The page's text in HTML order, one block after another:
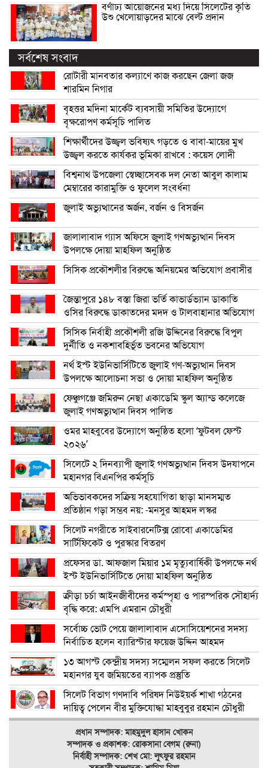
বর্ণাঢ্য আয়োজনের মধ্য দিয়ে সিলেটের কৃতি
উশু খেলোয়াড়দের মাঝে বেল্ট প্রদান
সর্বশেষ সংবাদ
রোটারী মানবতার কল্যাণে কাজ করছেন জেলা জজ
শারমিন নিগার
বৃহত্তর মদিনা মার্কেট ব্যবসায়ী সমিতির উদ্যোগে
বৃক্ষরোপণ কর্মসূচি পালিত
শিক্ষার্থীদের উজ্জ্বল ভবিষ্যৎ গড়তে ও বাবা-মায়ের মুখ
উজ্জ্বল করতে কার্যকর ভূমিকা রাখবে : কয়েস লোদী
বিশ্বনাথ উপজেলা স্বেচ্ছাসেবক দল নেতা আবুল কালাম
মেম্বারের কারামুক্তি ও ফুলেল সংবর্ধনা
জুলাই অভ্যুত্থানের অর্জন, বর্জন ও বিসর্জন
জালালাবাদ গ্যাস অফিসে জুলাই গণঅভ্যুত্থান দিবস
উপলক্ষে দোয়া মাহফিল অনুষ্ঠিত
সিসিক প্রকৌশলীর বিরুদ্ধে অনিয়মের অভিযোগ প্রবাসীর
জৈন্তাপুরে ১৪৮ বস্তা জিরা ভর্তি কাভার্ডভ্যান ডাকাতি
ওসির বিরুদ্ধে ডাকাতদের মদদ ও টালবাহানার অভিযোগ
সিসিক নির্বাহী প্রকৌশলী রজি উদ্দিনের বিরুদ্ধে বিপুল
দুর্নীতি ও নকশাবহির্ভূত ভবনের অভিযোগ
নর্থ ইস্ট ইউনিভার্সিটিতে জুলাই গণ-অভ্যুত্থান দিবস
উপলক্ষে আলোচনা সভা ও দোয়া মাহফিল অনুষ্ঠিত
ফেঞ্চুগঞ্জে জমিরুন নেছা একাডেমি স্কুল অ্যান্ড কলেজে
জুলাই গণঅভ্যুত্থান দিবস পালিত
ওমর মাহবুবের উদ্যোগে অনুষ্ঠিত হলো ‘ফুটবল ফেস্ট
২০২৬’
সিলেটে ২ দিনব্যাপী জুলাই গণঅভ্যুত্থান দিবস উদযাপনে
মহানগর বিএনপির কর্মসূচি
অভিভাবকদের সক্রিয় সহযোগিতা ছাড়া মানসম্মত
প্রতিষ্ঠান গড়া সম্ভব নয়: -মনসুর আহমদ লস্কর
সিলেট নগরীতে সাইবারনেটিক্স রোবো একাডেমির
সার্টিফিকেট ও পুরস্কার বিতরণ
প্রফেসর ডা. আফজাল মিয়ার ১ম মৃত্যুবার্ষিকী উপলক্ষে নর্থ
ইস্ট ইউনিভার্সিটিতে দোয়া মাহফিল অনুষ্ঠিত
ক্রীড়া চর্চা আইনজীবীদের কর্মস্পৃহা ও পারস্পরিক সৌহার্দ্য
বৃদ্ধি করে: এমপি এমরান চৌধুরী
সর্বোচ্চ ভোট পেয়ে জালালাবাদ এসোসিয়েশনের সদস্য
নির্বাচিত হলেন ব্যারিস্টার ফয়েজ উদ্দিন আহমদ
১৩ আগস্ট কেন্দ্রীয় সদস্য সম্মেলন সফল করতে সিলেট
মহানগর যুব জমিয়তের ব্যাপক প্রস্তুতি
সিলেট বিভাগ গণদাবি পরিষদ নিউইয়র্ক শাখা গঠনের
দায়িত্ব পেলেন বীর মুক্তিযোদ্ধা মাহবুবুর রহমান চৌধুরী
প্রধান সম্পাদক: মাহমুদুল হাসান খোকন
সম্পাদক ও প্রকাশক: রোকসানা বেগম (রুনা)
নির্বাহী সম্পাদক: শেখ মো: লুৎফুর রহমান